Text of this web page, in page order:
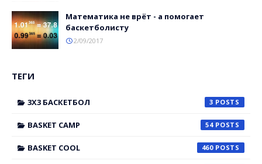
Математика не врёт - а помогает
баскетболисту
2/09/2017
ТЕГИ
3X3 БАСКЕТБОЛ 3
BASKET CAMP 54
BASKET COOL 460